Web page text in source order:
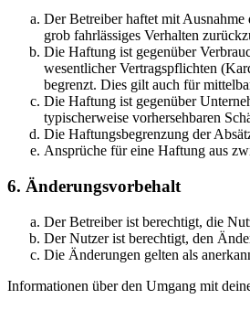
Der Betreiber haftet mit
grob fahrlässiges Verhalten
Die Haftung ist gegenüber
wesentlicher Vertragspflichten
begrenzt. Dies gilt auch für
Die Haftung ist gegenüber
typischerweise vorhersehbaren
Die Haftungsbegrenzung der
Ansprüche für eine Haftung aus
6. Änderungsvorbehalt
Der Betreiber ist berechtigt, die
Der Nutzer ist berechtigt, den
Die Änderungen gelten als
Informationen über den Umgang mit